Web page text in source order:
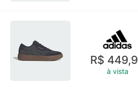
R$
à vista